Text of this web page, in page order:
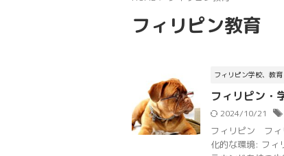
フィリピン教育
フィリピン学校、教育
フィリピン
2024/10/21
フィリピン フィ
化的な環境: フィ